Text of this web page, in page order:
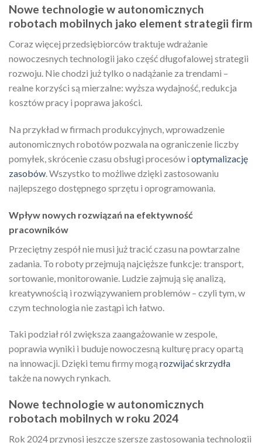
Nowe technologie w autonomicznych
robotach mobilnych jako element strategii firm
Coraz więcej przedsiębiorców traktuje wdrażanie
nowoczesnych technologii jako część długofalowej strategii
rozwoju. Nie chodzi już tylko o nadążanie za trendami –
realne korzyści są mierzalne: wyższa wydajność, redukcja
kosztów pracy i poprawa jakości.
Na przykład w firmach produkcyjnych, wprowadzenie
autonomicznych robotów pozwala na ograniczenie liczby
pomyłek, skrócenie czasu obsługi procesów i optymalizację
zasobów . Wszystko to możliwe dzięki zastosowaniu
najlepszego dostępnego sprzętu i oprogramowania.
Wpływ nowych rozwiązań na efektywność
pracowników
Przeciętny zespół nie musi już tracić czasu na powtarzalne
zadania. To roboty przejmują najcięższe funkcje: transport,
sortowanie, monitorowanie. Ludzie zajmują się analizą,
kreatywnością i rozwiązywaniem problemów – czyli tym, w
czym technologia nie zastąpi ich łatwo.
Taki podział ról zwiększa zaangażowanie w zespole,
poprawia wyniki i buduje nowoczesną kulturę pracy opartą
na innowacji. Dzięki temu firmy mogą rozwijać skrzydła
także na nowych rynkach.
Nowe technologie w autonomicznych
robotach mobilnych w roku 2024
Rok 2024 przynosi jeszcze szersze zastosowania technologii